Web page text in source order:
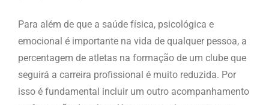
Para além de que a saúde física, psicológica e
emocional é importante na vida de qualquer pessoa, a
percentagem de atletas na formação de um clube que
seguirá a carreira profissional é muito reduzida. Por
isso é fundamental incluir um outro acompanhamento